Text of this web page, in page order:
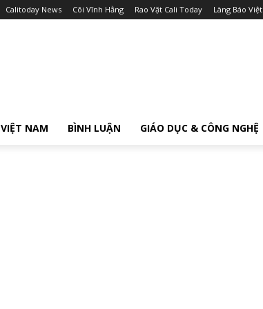
Calitoday News Cõi Vĩnh Hằng Rao Vặt Cali Today Làng Báo Việt
VIỆT NAM BÌNH LUẬN GIÁO DỤC & CÔNG NGHỆ